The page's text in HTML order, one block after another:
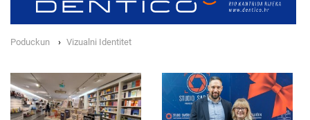
Poduckun Vizualni Identitet